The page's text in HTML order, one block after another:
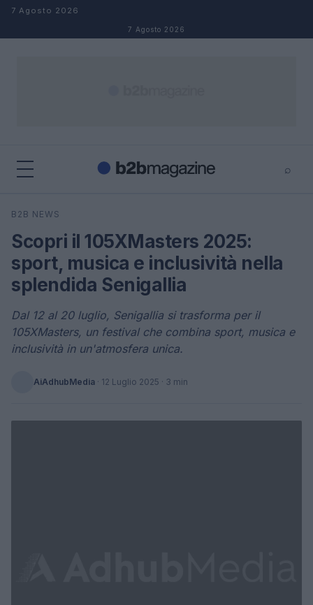
Salta al contenuto
7 Agosto 2026
7 Agosto 2026
⌕
Cerca
B2B NEWS
Scopri il 105XMasters 2025:
sport, musica e inclusività nella
splendida Senigallia
Dal 12 al 20 luglio, Senigallia si trasforma per il
105XMasters, un festival che combina sport, musica e
inclusività in un'atmosfera unica.
AiAdhubMedia · 12 Luglio 2025 · 3 min